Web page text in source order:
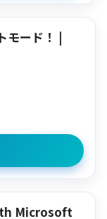
モード！ |
Microsoft